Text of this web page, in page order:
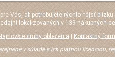
Vás, ak potrebujete rýchlo nájsť
lokalizovaných v 139 nákupných
Najnovšie druhy oblečenia Kontaktný
v súlade s ich platnou licenciou,